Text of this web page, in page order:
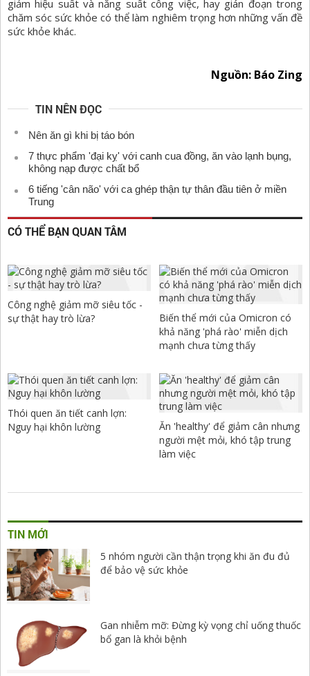
giảm hiệu suất và năng suất công việc, hay gián đoạn trong
chăm sóc sức khỏe có thể làm nghiêm trọng hơn những vấn đề
sức khỏe khác.
Nguồn: Báo Zing
TIN NÊN ĐỌC
Nên ăn gì khi bị táo bón
7 thực phẩm 'đại kỵ' với canh cua đồng, ăn vào lạnh bụng,
không nạp được chất bổ
6 tiếng 'cân não' với ca ghép thận tự thân đầu tiên ở miền
Trung
CÓ THỂ BẠN QUAN TÂM
Công nghệ giảm mỡ siêu tốc -
sự thật hay trò lừa?
Biến thể mới của Omicron có
khả năng 'phá rào' miễn dịch
mạnh chưa từng thấy
Thói quen ăn tiết canh lợn:
Nguy hại khôn lường
Ăn 'healthy' để giảm cân nhưng
người mệt mỏi, khó tập trung
làm việc
TIN MỚI
5 nhóm người cần thận trọng khi ăn đu đủ
để bảo vệ sức khỏe
Gan nhiễm mỡ: Đừng kỳ vọng chỉ uống thuốc
bổ gan là khỏi bệnh